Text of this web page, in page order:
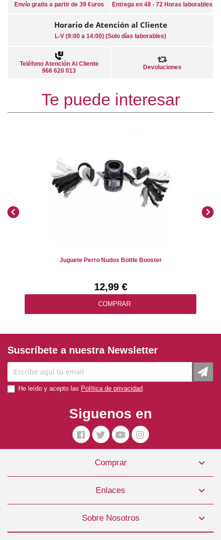
Envío gratis a partir de 39 €uros Entrega en 48 - 72 Horas laborables
Horario de Atención al Cliente
L-V (9:00 a 14:00) (Solo días laborables)
Teléfono Atención Al Cliente
966 620 013
Devoluciones
Te puede interesar
Juguete Perro Nudos Bottle Booster
12,99 €
COMPRAR
Mordedor Fluorescente VERDE 23cm Freedog
1,50 €
COMPRAR
Suscríbete a nuestra Newsletter
He leído y acepto las Política de privacidad
Siguenos en
Comprar 
Enlaces 
Sobre Nosotros 